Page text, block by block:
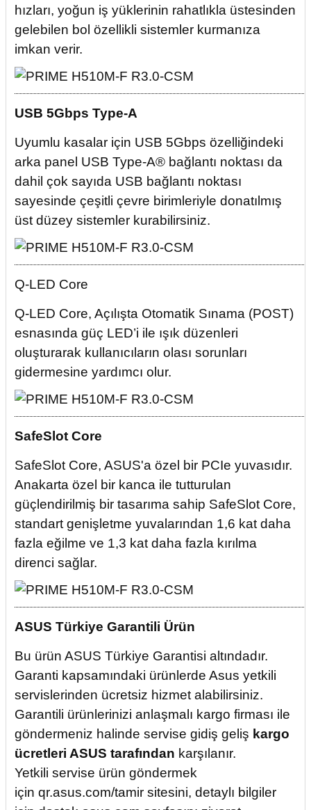
hızları, yoğun iş yüklerinin rahatlıkla üstesinden
gelebilen bol özellikli sistemler kurmanıza
imkan verir.
USB 5Gbps Type-A
Uyumlu kasalar için USB 5Gbps özelliğindeki
arka panel USB Type-A® bağlantı noktası da
dahil çok sayıda USB bağlantı noktası
sayesinde çeşitli çevre birimleriyle donatılmış
üst düzey sistemler kurabilirsiniz.
Q-LED Core
Q-LED Core, Açılışta Otomatik Sınama (POST)
esnasında güç LED’i ile ışık düzenleri
oluşturarak kullanıcıların olası sorunları
gidermesine yardımcı olur.
SafeSlot Core
SafeSlot Core, ASUS'a özel bir PCIe yuvasıdır.
Anakarta özel bir kanca ile tutturulan
güçlendirilmiş bir tasarıma sahip SafeSlot Core,
standart genişletme yuvalarından 1,6 kat daha
fazla eğilme ve 1,3 kat daha fazla kırılma
direnci sağlar.
ASUS Türkiye Garantili Ürün
Bu ürün ASUS Türkiye Garantisi altındadır.
Garanti kapsamındaki ürünlerde Asus yetkili
servislerinden ücretsiz hizmet alabilirsiniz.
Garantili ürünlerinizi anlaşmalı kargo firması ile
göndermeniz halinde servise gidiş geliş kargo
ücretleri ASUS tarafından karşılanır.
Yetkili servise ürün göndermek
için qr.asus.com/tamir sitesini, detaylı bilgiler